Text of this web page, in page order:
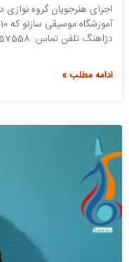
دژاهنگ تلفن تماس: 02632557558
ادامه مطلب »